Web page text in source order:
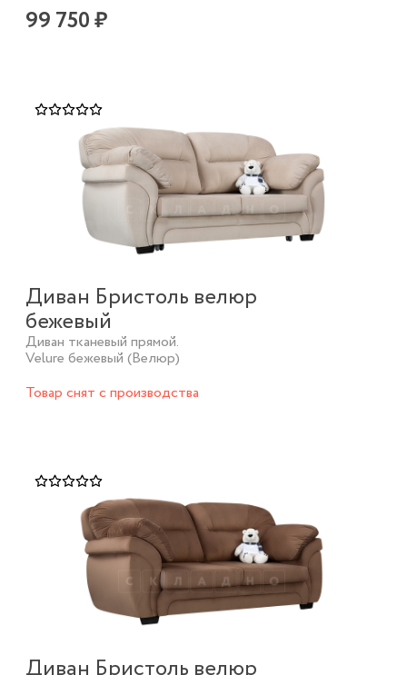
99 750 ₽
Диван Бристоль велюр
бежевый
Диван тканевый прямой.
Velure бежевый (Велюр)
Товар снят с производства